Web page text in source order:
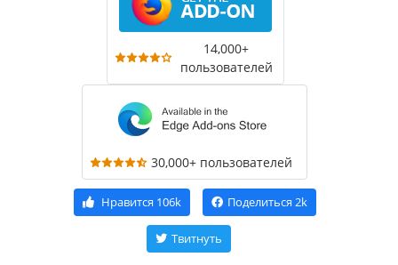
14,000+
пользователей
30,000+ пользователей
Нравится 106k Поделиться 2k
Твитнуть